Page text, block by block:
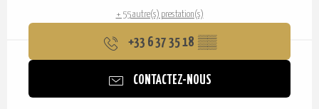
+ 55 autre(s) prestation(s)
+33 6 37 35 18 ▒▒
CONTACTEZ-NOUS